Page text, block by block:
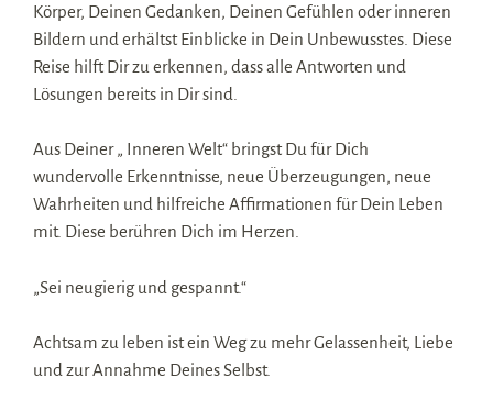
Körper, Deinen Gedanken, Deinen Gefühlen oder inneren
Bildern und erhältst Einblicke in Dein Unbewusstes. Diese
Reise hilft Dir zu erkennen, dass alle Antworten und
Lösungen bereits in Dir sind.
Aus Deiner „ Inneren Welt“ bringst Du für Dich
wundervolle Erkenntnisse, neue Überzeugungen, neue
Wahrheiten und hilfreiche Affirmationen für Dein Leben
mit. Diese berühren Dich im Herzen.
„Sei neugierig und gespannt.“
Achtsam zu leben ist ein Weg zu mehr Gelassenheit, Liebe
und zur Annahme Deines Selbst.